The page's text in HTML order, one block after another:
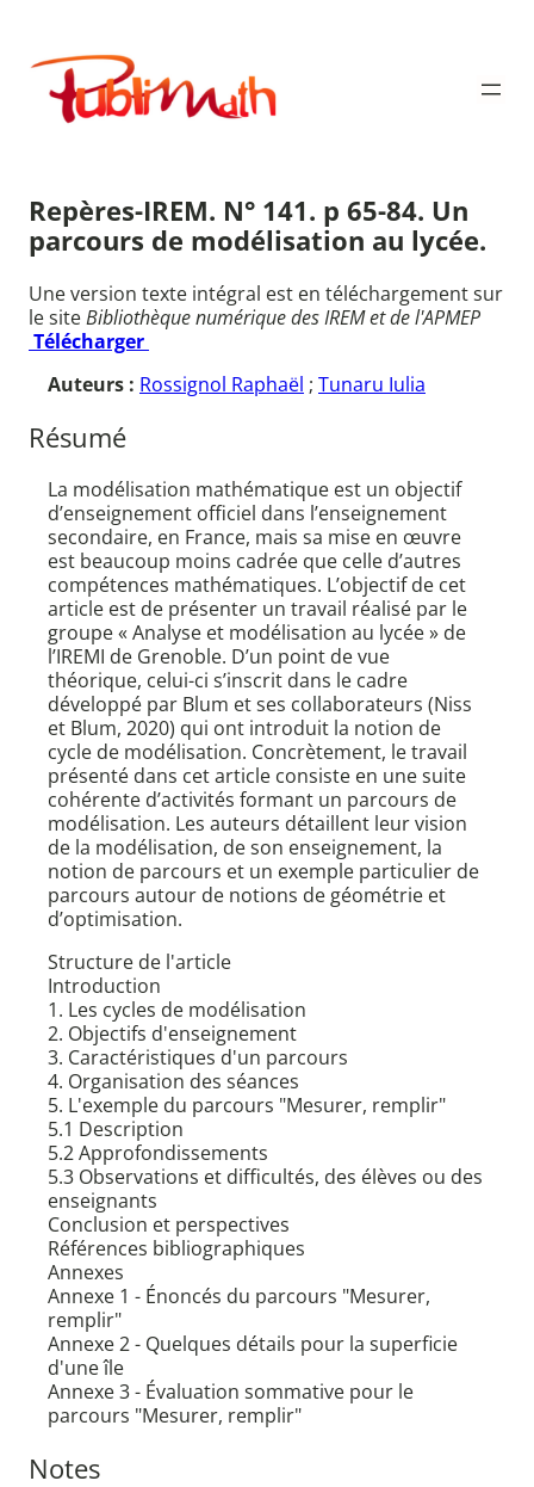
contenu
Publimath
Repères-IREM. N° 141. p 65-84. Un
parcours de modélisation au lycée.
Une version texte intégral est en téléchargement sur
le siteBibliothèque numérique des IREM et de l'APMEP
Télécharger
Auteurs : Rossignol Raphaël ; Tunaru Iulia
Résumé
La modélisation mathématique est un objectif
d’enseignement officiel dans l’enseignement
secondaire, en France, mais sa mise en œuvre
est beaucoup moins cadrée que celle d’autres
compétences mathématiques. L’objectif de cet
article est de présenter un travail réalisé par le
groupe « Analyse et modélisation au lycée » de
l’IREMI de Grenoble. D’un point de vue
théorique, celui-ci s’inscrit dans le cadre
développé par Blum et ses collaborateurs (Niss
et Blum, 2020) qui ont introduit la notion de
cycle de modélisation. Concrètement, le travail
présenté dans cet article consiste en une suite
cohérente d’activités formant un parcours de
modélisation. Les auteurs détaillent leur vision
de la modélisation, de son enseignement, la
notion de parcours et un exemple particulier de
parcours autour de notions de géométrie et
d’optimisation.
Structure de l'article
Introduction
1. Les cycles de modélisation
2. Objectifs d'enseignement
3. Caractéristiques d'un parcours
4. Organisation des séances
5. L'exemple du parcours "Mesurer, remplir"
5.1 Description
5.2 Approfondissements
5.3 Observations et difficultés, des élèves ou des
enseignants
Conclusion et perspectives
Références bibliographiques
Annexes
Annexe 1 - Énoncés du parcours "Mesurer,
remplir"
Annexe 2 - Quelques détails pour la superficie
d'une île
Annexe 3 - Évaluation sommative pour le
parcours "Mesurer, remplir"
Notes